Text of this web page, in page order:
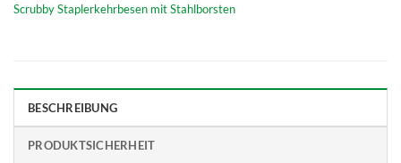
Scrubby Staplerkehrbesen mit Stahlborsten
BESCHREIBUNG
PRODUKTSICHERHEIT